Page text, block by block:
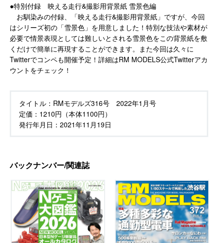
●特別付録 映える走行&撮影用背景紙 雪景色編
お馴染みの付録、「映える走行&撮影用背景紙」ですが、今回
はシリーズ初の「雪景色」を用意しました！特別な技法や素材が
必要で情景表現としては難しいとされる雪景色をこの背景紙を敷
くだけで簡単に再現することができます。また今回は久々に
Twitterでコンペも開催予定！詳細はRM MODELS公式Twitterアカ
ウントをチェック！
タイトル： RMモデルズ316号 2022年1月号
定価： 1210円（本体1100円）
発行年月日： 2021年11月19日
バックナンバー/関連誌